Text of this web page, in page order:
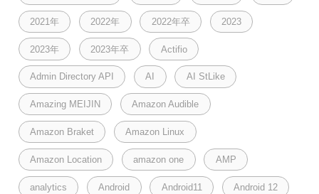
2021年 2022年 2022年卒 2023
2023年 2023年卒 Actifio
Admin Directory API AI AI StLike
Amazing MEIJIN Amazon Audible
Amazon Braket Amazon Linux
Amazon Location amazon one AMP
analytics Android Android11 Android 12